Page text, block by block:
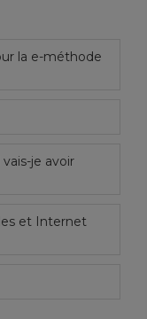
la e-méthode
je avoir
et Internet